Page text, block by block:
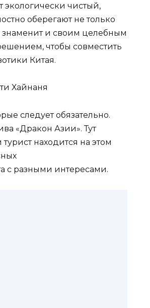
экологически чистый,
оберегают не только
знаменит и своим целебным
чтобы совместить
Китая.
следует обязательно.
«Дракон Азии». Тут
находится на этом
с разными интересами.